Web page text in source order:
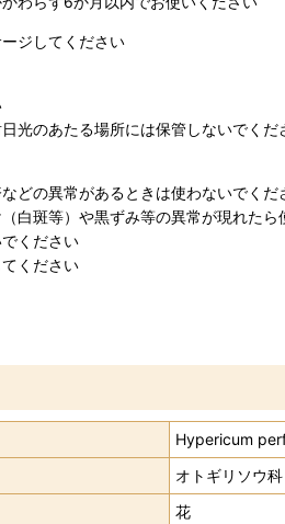
ジしてください
光のあたる場所には保管しないでくだ
どの異常があるときは使わないでくだ
白斑等）や黒ずみ等の異常が現れた
ください
ください
Hypericum
オトギリソウ科
花